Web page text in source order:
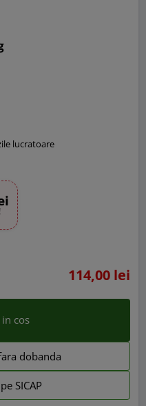
lucratoare
114,00 lei
cos
dobanda
SICAP